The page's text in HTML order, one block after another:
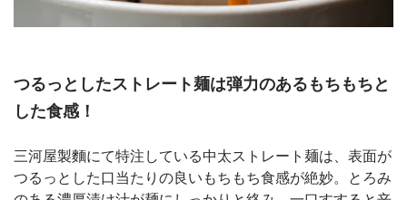
つるっとしたストレート麺は弾力のあるもちもちと
した食感！
三河屋製麵にて特注している中太ストレート麺は、表面が
つるっとした口当たりの良いもちもち食感が絶妙。とろみ